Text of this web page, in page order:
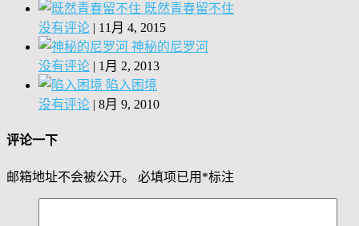
既然青春留不住
没有评论 | 11月 4, 2015
神秘的尼罗河
没有评论 | 1月 2, 2013
陷入困境
没有评论 | 8月 9, 2010
评论一下
邮箱地址不会被公开。 必填项已用 *标注